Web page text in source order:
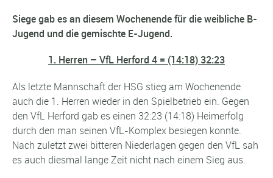
Siege gab es an diesem Wochenende für die weibliche B-
Jugend und die gemischte E-Jugend.
1. Herren – VfL Herford 4 = (14:18) 32:23
Als letzte Mannschaft der HSG stieg am Wochenende
auch die 1. Herren wieder in den Spielbetrieb ein. Gegen
den VfL Herford gab es einen 32:23 (14:18) Heimerfolg
durch den man seinen VfL-Komplex besiegen konnte.
Nach zuletzt zwei bitteren Niederlagen gegen den VfL sah
es auch diesmal lange Zeit nicht nach einem Sieg aus.